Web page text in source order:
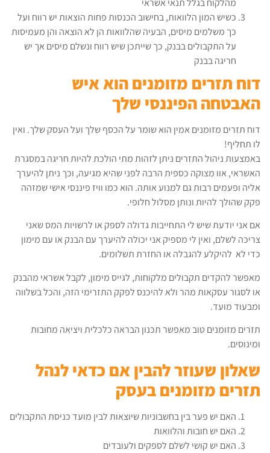
מהלקוח בגלל תנאי אשראי
כשיש המון הלוואות, בחישוב הכנסות פחות הוצאות יש רווח ועל
כך משלמים מיסים, הבעיה שהלוואות הן לא הוצאה והן מעמיסות
על התקבולים בבנק, כך שייתכן שיש רווח ונשלם מיסים אך יש
חריגה בבנק
דוח תזרים מזומנים הוא איש
האבטחה הפיננסי שלך
דוח תזרים מזומנים אמין הוא שומר על הכסף שלך ועל העסק שלך. ואין
לו תחליף!
באמצעות ניהול התזרים ניתן לזהות מתי הולכת להיות חריגה במסגרת
האשראי, אוו מצוקה כספית הרבה לפני שהיא מגיעה, וכך ניתן להיערך
אליה ופעמים רבות גם למנוע אותה. הוא כמו וויז פיננסי אישי שמזהה
פקק שהולך להיות ונותן מסלול חלופי.
אם אני יודעת שיש לי התחייבות גדולה לספק או לרשויות המס שאני
צריכה לשלם, ואין לי מספיק אני יכולה להיערך עם הבנק או עם מימון
כדי לא להיקלע להגבלה או החזרת תשלומים.
מאפשר להקדים תקבולים מלקוחות, לגייס מימון, לקבל אשראי מהבנק
או לסגור עסקאות מהר ולא להיכנס לפקק התזרימי הזה, והכל בשלווה
ומבעוד מועד.
תזרים מזומנים טוב מאפשר תכנון הבראה כלכלית ויציאה מחובות
ומינוסים.
שאלון שעוזר להבין אם כדאי לנהל
תזרים מזומנים בעסק
האם יש פער בין בחשבוניות שיוצאות לבין מועד כניסת התקבולים
האם יש חובות והלוואות
האם יש קושי לשלם לספקים ולעובדים